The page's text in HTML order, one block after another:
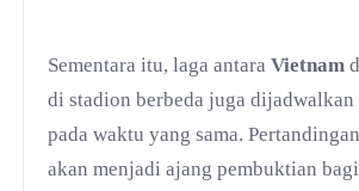
Sementara itu, laga antaraVietnam
di stadion berbeda juga dijadwalkan
pada waktu yang sama.
akan menjadi ajang pembuktian